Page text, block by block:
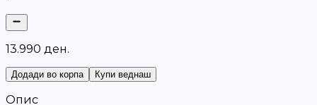
13.990 ден.
Додади во корпа Купи веднаш
Опис